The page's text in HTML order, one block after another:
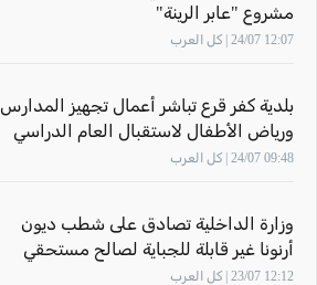
مشروع "عابر الرينة"
12:07 24/07 | كل العرب
بلدية كفر قرع تباشر أعمال تجهيز المدارس
ورياض الأطفال لاستقبال العام الدراسي
2026–2027
09:48 24/07 | كل العرب
وزارة الداخلية تصادق على شطب ديون
أرنونا غير قابلة للجباية لصالح مستحقي
12:12 23/07 | كل العرب